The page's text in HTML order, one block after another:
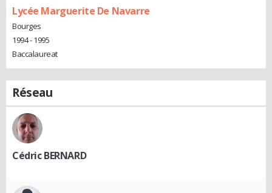
Lycée Marguerite De Navarre
Bourges
1994 - 1995
Baccalaureat
Réseau
Cédric BERNARD